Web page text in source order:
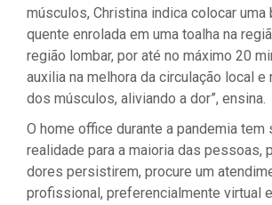
músculos, Christina indica colocar uma
quente enrolada em uma toalha na
região lombar, por até no máximo 20
auxilia na melhora da circulação local e
dos músculos, aliviando a dor”, ensina.
O home office durante a pandemia tem
realidade para a maioria das pessoas,
dores persistirem, procure um
profissional, preferencialmente virtual